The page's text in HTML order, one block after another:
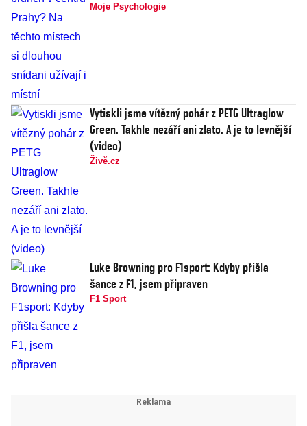
Moje Psychologie
Vytiskli jsme vítězný pohár z PETG Ultraglow
Green. Takhle nezáří ani zlato. A je to levnější
(video)
Živě.cz
Luke Browning pro F1sport: Kdyby přišla
šance z F1, jsem připraven
F1 Sport